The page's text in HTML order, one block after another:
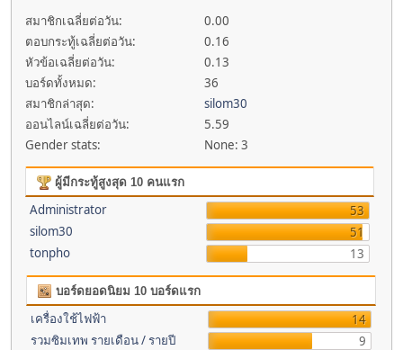
สมาชิกเฉลี่ยต่อวัน:
0.00
ตอบกระทู้เฉลี่ยต่อวัน:
0.16
หัวข้อเฉลี่ยต่อวัน:
0.13
บอร์ดทั้งหมด:
36
สมาชิกล่าสุด:
silom30
ออนไลน์เฉลี่ยต่อวัน:
5.59
Gender stats:
None: 3
ผู้มีกระทู้สูงสุด 10 คนแรก
Administrator
53
silom30
51
tonpho
13
บอร์ดยอดนิยม 10 บอร์ดแรก
เครื่องใช้ไฟฟ้า
14
รวมซิมเทพ รายเดือน / รายปี
9